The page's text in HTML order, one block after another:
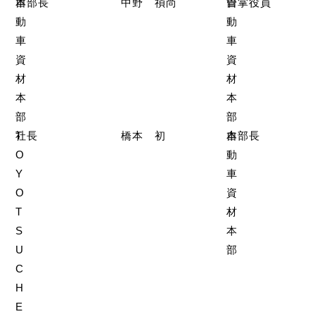
自
動
車
資
材
本
部
本部長 中野 禎尚
自
動
車
資
材
本
部
管掌役員
T
O
Y
O
T
S
U
C
H
E
社長 橋本 初
自
動
車
資
材
本
部
本部長